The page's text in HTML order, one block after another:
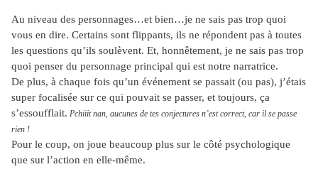
Au niveau des personnages…et bien…je ne sais pas trop quoi
vous en dire. Certains sont flippants, ils ne répondent pas à toutes
les questions qu’ils soulèvent. Et, honnêtement, je ne sais pas trop
quoi penser du personnage principal qui est notre narratrice.
De plus, à chaque fois qu’un événement se passait (ou pas), j’étais
super focalisée sur ce qui pouvait se passer, et toujours, ça
s’essoufflait. Pchiiit nan, aucunes de tes conjectures n’est correct, car il se passe
rien !
Pour le coup, on joue beaucoup plus sur le côté psychologique
que sur l’action en elle-même.